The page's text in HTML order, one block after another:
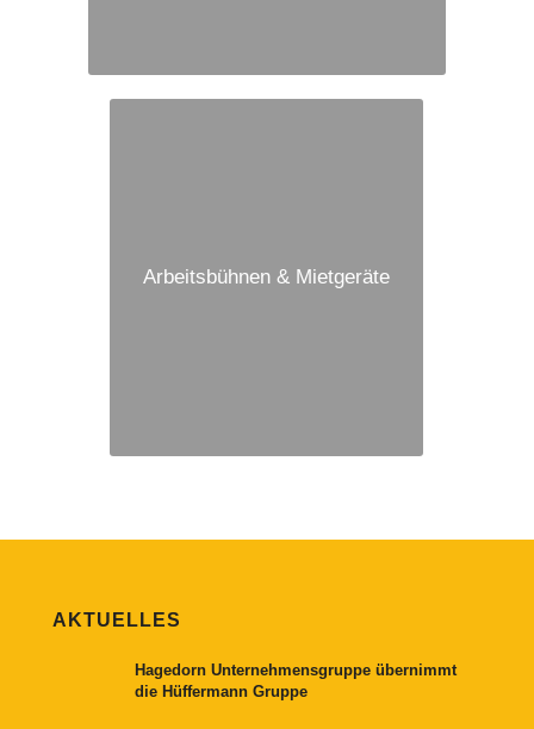
Arbeitsbühnen & Mietgeräte
AKTUELLES
Hagedorn Unternehmensgruppe übernimmt
die Hüffermann Gruppe